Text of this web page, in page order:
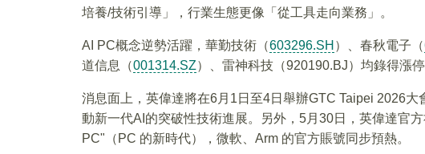
培養/技術引導」，行業生態更像「從工具走向業務」。
AI PC概念逆勢活躍，華勤技術（603296.SH ）、春秋電子（
道信息（001314.SZ）、雷神科技（920190.BJ）均錄得漲停
消息面上，英偉達將在6月1日至4日舉辦GTC Taipei 2026
動新一代AI的突破性技術進展。另外，5月30日，英偉達官
PC"（PC 的新時代），微軟、Arm 的官方賬號同步預熱。